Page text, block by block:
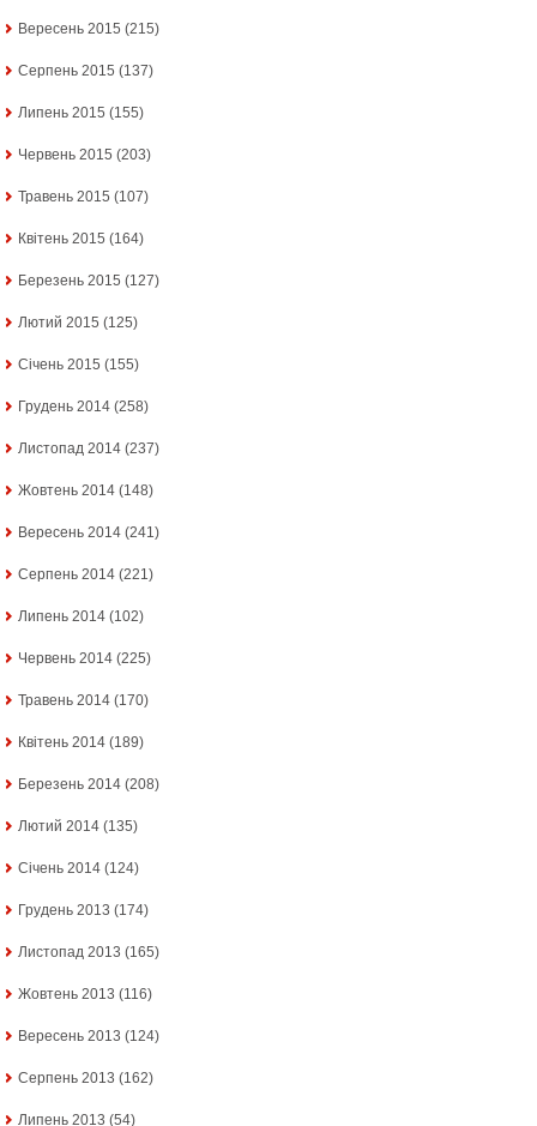
Вересень 2015 (215)
Серпень 2015 (137)
Липень 2015 (155)
Червень 2015 (203)
Травень 2015 (107)
Квітень 2015 (164)
Березень 2015 (127)
Лютий 2015 (125)
Січень 2015 (155)
Грудень 2014 (258)
Листопад 2014 (237)
Жовтень 2014 (148)
Вересень 2014 (241)
Серпень 2014 (221)
Липень 2014 (102)
Червень 2014 (225)
Травень 2014 (170)
Квітень 2014 (189)
Березень 2014 (208)
Лютий 2014 (135)
Січень 2014 (124)
Грудень 2013 (174)
Листопад 2013 (165)
Жовтень 2013 (116)
Вересень 2013 (124)
Серпень 2013 (162)
Липень 2013 (54)